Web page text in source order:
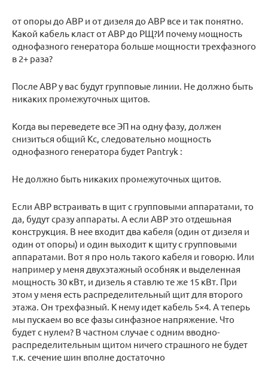
от опоры до АВР и от дизеля до АВР все и так понятно.
Какой кабель класт от АВР до РЩ?И почему мощность
однофазного генератора больше мощности трехфазного
в 2+ раза?
После АВР у вас будут групповые линии. Не должно быть
никаких промежуточных щитов.
Когда вы переведете все ЭП на одну фазу, должен
снизиться общий Кс, следовательно мощность
однофазного генератора будет Pantryk :
Не должно быть никаких промежуточных щитов.
Если АВР встраивать в щит с групповыми аппаратами, то
да, будут сразу аппараты. А если АВР это отдешьная
конструкция. В нее входит два кабеля (один от дизеля и
один от опоры) и один выходит к щиту с групповыми
аппаратами. Вот я про ноль такого кабеля и говорю. Или
например у меня двухэтажный особняк и выделенная
мощность 30 кВт, и дизель я ставлю те же 15 кВт. При
этом у меня есть распределительный щит для второго
этажа. Он трехфазный. К нему идет кабель 5×4. А теперь
мы пускаем во все фазы синфазное напряжение. Что
будет с нулем? В частном случае с одним вводно-
распределительным щитом ничего страшного не будет
т.к. сечение шин вполне достаточно